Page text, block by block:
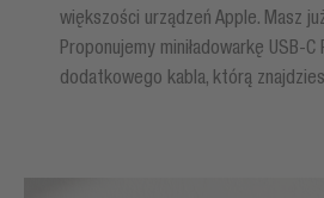
większości urządzeń Apple. Masz
Proponujemy miniładowarkę USB-C
dodatkowego kabla, którą